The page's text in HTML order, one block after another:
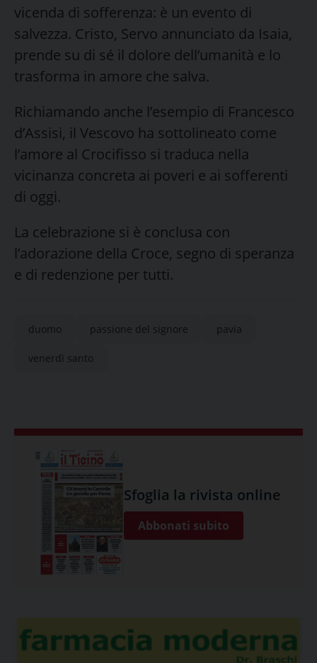
vicenda di sofferenza: è un evento di
salvezza. Cristo, Servo annunciato da Isaia,
prende su di sé il dolore dell’umanità e lo
trasforma in amore che salva.
Richiamando anche l’esempio di Francesco
d’Assisi, il Vescovo ha sottolineato come
l’amore al Crocifisso si traduca nella
vicinanza concreta ai poveri e ai sofferenti
di oggi.
La celebrazione si è conclusa con
l’adorazione della Croce, segno di speranza
e di redenzione per tutti.
duomo passione del signore pavia
venerdì santo
Sfoglia la rivista online
Abbonati subito